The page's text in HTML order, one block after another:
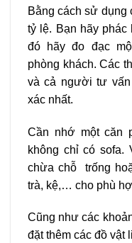
Bằng cách sử
tỷ lệ. Bạn hãy
đó hãy đo đạc
phòng khách. Các
và cả người tư
xác nhất.
Cần nhớ một căn
không chỉ có sofa.
chừa chỗ trống
trà, kệ,… cho phù
Cũng như các
đặt thêm các đồ vật